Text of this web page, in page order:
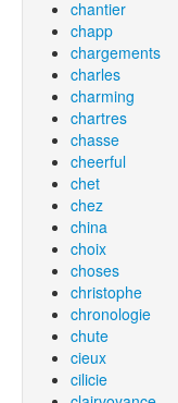
chantier
chapp
chargements
charles
charming
chartres
chasse
cheerful
chet
chez
china
choix
choses
christophe
chronologie
chute
cieux
cilicie